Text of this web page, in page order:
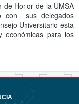
de Honor de la UMSA
con sus delegados
Universitario esta
económicas para los